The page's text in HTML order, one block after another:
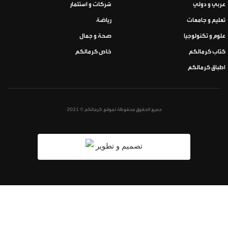
عربي و دولي شركات و استثمار
تعليم و جامعات رياضة
علوم و تكنولوجيا صحة و جمال
كتاب كرمالكم خاص كرمالكم
اطباق كرمالكم
جميع الحقوق محفوظة لموقع كرمالكم © 2021
تصميم و تطوير